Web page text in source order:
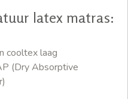
latex matras:
cooltex laag
(Dry Absorptive